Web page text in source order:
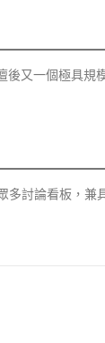
後又一個極具規
多討論看板，兼